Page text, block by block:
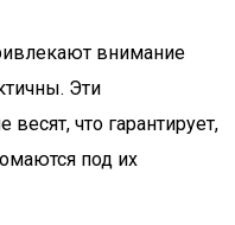
внимание
Эти
что гарантирует,
под их